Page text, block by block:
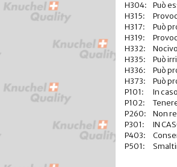
H304:
Può
H315:
H317:
Può
H319:
H332:
H335:
Può
H336:
Può
H373:
Può
P101:
In
P102:
P260:
Non
P301:
IN
P403:
P501: